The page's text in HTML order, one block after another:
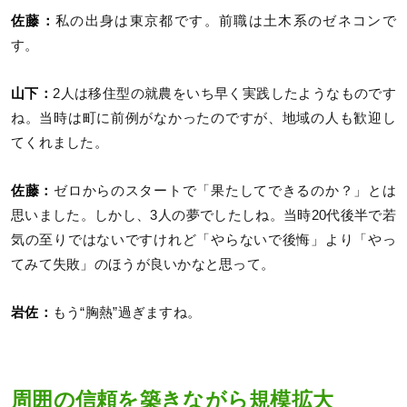
佐藤：私の出身は東京都です。前職は土木系のゼネコンで
す。
山下：2人は移住型の就農をいち早く実践したようなものです
ね。当時は町に前例がなかったのですが、地域の人も歓迎し
てくれました。
佐藤： ゼロからのスタートで「果たしてできるのか？」とは
思いました。しかし、3人の夢でしたしね。当時20代後半で若
気の至りではないですけれど「やらないで後悔」より「やっ
てみて失敗」のほうが良いかなと思って。
岩佐： もう“胸熱”過ぎますね。
周囲の信頼を築きながら規模拡大